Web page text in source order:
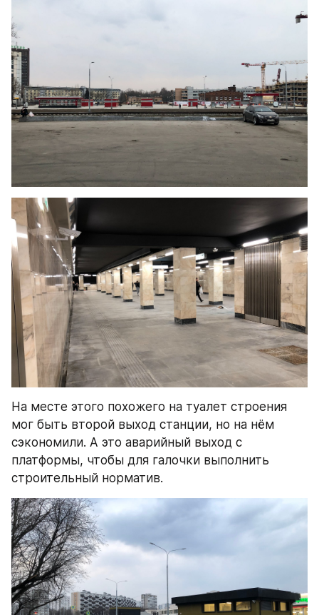
На месте этого похожего на туалет строения
мог быть второй выход станции, но на нём
сэкономили. А это аварийный выход с
платформы, чтобы для галочки выполнить
строительный норматив.